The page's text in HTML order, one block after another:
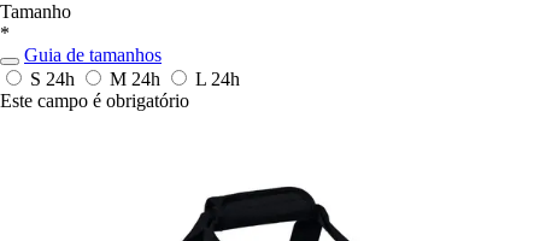
Tamanho
*
Guia de tamanhos
S 24h M 24h L 24h
Este campo é obrigatório